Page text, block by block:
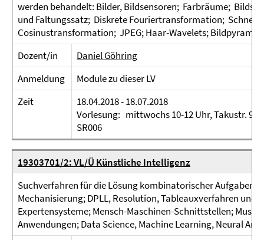
werden behandelt: Bilder, Bildsensoren; Farbräume;
und Faltungssatz; Diskrete Fouriertransformation;
Cosinustransformation; JPEG; Haar-Wavelets;
Dozent/in
Daniel Göhring
Anmeldung
Module zu dieser LV
Zeit
18.04.2018 - 18.07.2018
Vorlesung: mittwochs 10-12 Uhr, Takustr. 9,
SR006
19303701/2: VL/Ü Künstliche Intelligenz
Suchverfahren für die Lösung kombinatorischer Aufgaben;
Mechanisierung; DPLL, Resolution, Tableauxverfahren und
Expertensysteme; Mensch-Maschinen-Schnittstellen;
Anwendungen; Data Science, Machine Learning, Neural